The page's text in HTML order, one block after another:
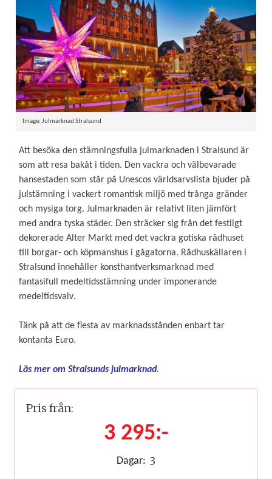
Image: Julmarknad Stralsund
Att besöka den stämningsfulla julmarknaden i Stralsund är
som att resa bakåt i tiden. Den vackra och välbevarade
hansestaden som står på Unescos världsarvslista bjuder på
julstämning i vackert romantisk miljö med trånga gränder
och mysiga torg. Julmarknaden är relativt liten jämfört
med andra tyska städer. Den sträcker sig från det festligt
dekorerade Alter Markt med det vackra gotiska rådhuset
till borgar- och köpmanshus i gågatorna. Rådhuskällaren i
Stralsund innehåller konsthantverksmarknad med
fantasifull medeltidsstämning under imponerande
medeltidsvalv.
Tänk på att de flesta av marknadsstånden enbart tar
kontanta Euro.
Läs mer om Stralsunds julmarknad.
Pris från:
3 295:-
Dagar: 3